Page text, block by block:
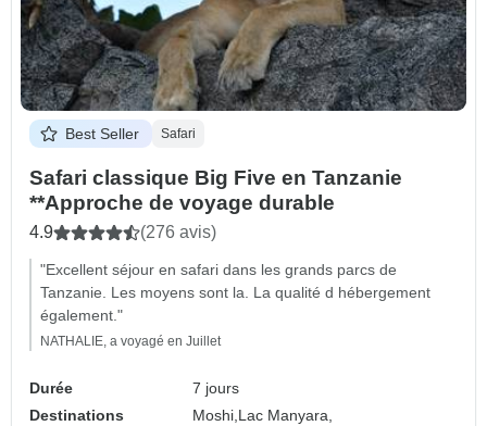
Best Seller Safari
Safari classique Big Five en Tanzanie
**Approche de voyage durable
4.9 (276 avis)
"Excellent séjour en safari dans les grands parcs de
Tanzanie. Les moyens sont la. La qualité d hébergement
également."
NATHALIE, a voyagé en Juillet
Durée
7 jours
Destinations
Moshi,Lac Manyara,